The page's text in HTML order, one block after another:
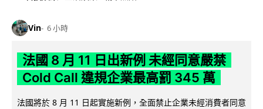
Vin 6 小時
法國 8 月 11 日出新例 未經同意嚴禁
Cold Call 違規企業最高罰 345 萬
法國將於 8 月 11 日起實施新例，全面禁止企業未經消費者同意